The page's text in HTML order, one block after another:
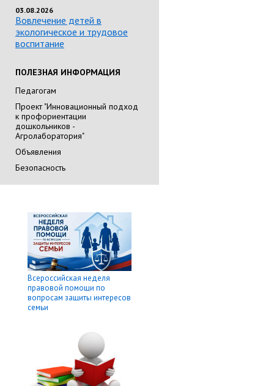
03.08.2026
Вовлечение детей в
экологическое и трудовое
воспитание
ПОЛЕЗНАЯ ИНФОРМАЦИЯ
Педагогам
Проект "Инновационный подход
к профориентации
дошкольников -
Агролаборатория"
Объявления
Безопасность
Всероссийская неделя
правовой помощи по
вопросам защиты интересов
семьи